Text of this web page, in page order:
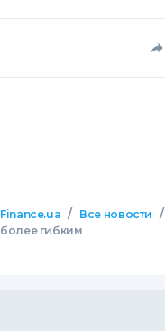
Finance.ua / Все новости /
более гибким